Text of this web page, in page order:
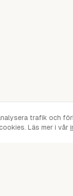
trafik och
Läs mer i vår